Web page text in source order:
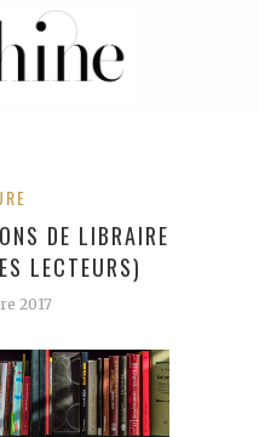
DE LIBRAIRE
LECTEURS)
2017